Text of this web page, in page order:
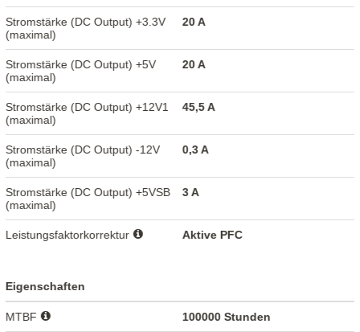
Stromstärke (DC Output) +3.3V
(maximal)
20 A
Stromstärke (DC Output) +5V
(maximal)
20 A
Stromstärke (DC Output) +12V1
(maximal)
45,5 A
Stromstärke (DC Output) -12V
(maximal)
0,3 A
Stromstärke (DC Output) +5VSB
(maximal)
3 A
Leistungsfaktorkorrektur Aktive PFC
Eigenschaften
MTBF 100000 Stunden